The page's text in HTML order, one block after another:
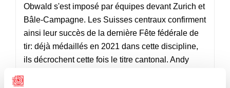
Obwald s'est imposé par équipes devant Zurich et
Bâle-Campagne. Les Suisses centraux confirment
ainsi leur succès de la dernière Fête fédérale de
tir: déjà médaillés en 2021 dans cette discipline,
ils décrochent cette fois le titre cantonal. Andy